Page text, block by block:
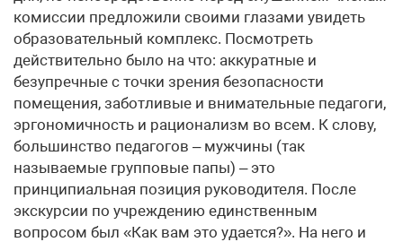
комиссии предложили своими глазами увидеть
образовательный комплекс. Посмотреть
действительно было на что: аккуратные и
безупречные с точки зрения безопасности
помещения, заботливые и внимательные педагоги,
эргономичность и рационализм во всем. К слову,
большинство педагогов – мужчины (так
называемые групповые папы) – это
принципиальная позиция руководителя. После
экскурсии по учреждению единственным
вопросом был «Как вам это удается?». На него и